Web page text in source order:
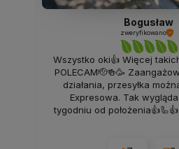
Bogusław
zweryfikowano
Wszystko oki👍 Więcej
POLECAM🫡🍻🥳
działania, przesyłka
Expresowa. Tak
tygodniu od